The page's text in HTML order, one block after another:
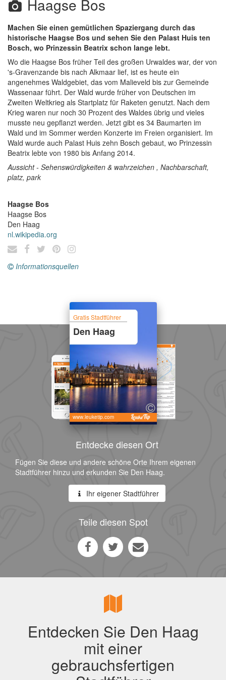
Haagse Bos
Machen Sie einen gemütlichen Spaziergang durch das
historische Haagse Bos und sehen Sie den Palast Huis ten
Bosch, wo Prinzessin Beatrix schon lange lebt.
Wo die Haagse Bos früher Teil des großen Urwaldes war, der von
's-Gravenzande bis nach Alkmaar lief, ist es heute ein
angenehmes Waldgebiet, das vom Malieveld bis zur Gemeinde
Wassenaar führt. Der Wald wurde früher von Deutschen im
Zweiten Weltkrieg als Startplatz für Raketen genutzt. Nach dem
Krieg waren nur noch 30 Prozent des Waldes übrig und vieles
musste neu gepflanzt werden. Jetzt gibt es 34 Baumarten im
Wald und im Sommer werden Konzerte im Freien organisiert. Im
Wald wurde auch Palast Huis zehn Bosch gebaut, wo Prinzessin
Beatrix lebte von 1980 bis Anfang 2014.
Aussicht - Sehenswürdigkeiten & wahrzeichen , Nachbarschaft,
platz, park
Haagse Bos
Haagse Bos
Den Haag
nl.wikipedia.org
Informationsquellen
Gratis Stadtführer
Den Haag
www.leuketip.com
Entdecke diesen Ort
Fügen Sie diese und andere schöne Orte Ihrem eigenen
Stadtführer hinzu und erkunden Sie Den Haag.
Ihr eigener Stadtführer
Teile diesen Spot
Entdecken Sie Den Haag
mit einer
gebrauchsfertigen